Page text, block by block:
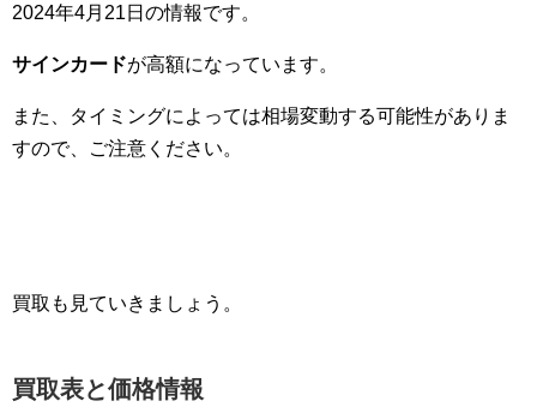
2024年4月21日の情報です。
サインカードが高額になっています。
また、タイミングによっては相場変動する可能性がありま
すので、ご注意ください。
買取も見ていきましょう。
買取表と価格情報